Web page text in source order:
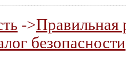
->Правильная
безопасности